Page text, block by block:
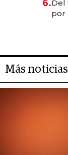
6.Del
por
Más noticias